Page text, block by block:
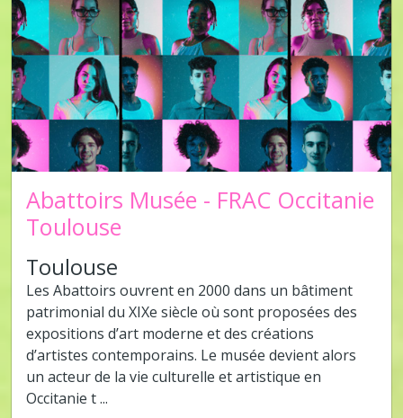
Abattoirs Musée - FRAC Occitanie
Toulouse
Toulouse
Les Abattoirs ouvrent en 2000 dans un bâtiment
patrimonial du XIXe siècle où sont proposées des
expositions d’art moderne et des créations
d’artistes contemporains. Le musée devient alors
un acteur de la vie culturelle et artistique en
Occitanie t ...